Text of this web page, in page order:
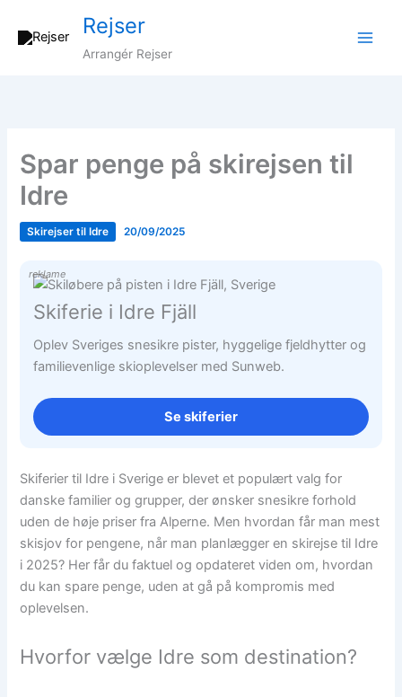
Rejser
Arrangér Rejser
Spar penge på skirejsen til
Idre
Skirejser til Idre 20/09/2025
reklame
Skiferie i Idre Fjäll
Oplev Sveriges snesikre pister, hyggelige fjeldhytter og
familievenlige skioplevelser med Sunweb.
Se skiferier
Skiferier til Idre i Sverige er blevet et populært valg for
danske familier og grupper, der ønsker snesikre forhold
uden de høje priser fra Alperne. Men hvordan får man mest
skisjov for pengene, når man planlægger en skirejse til Idre
i 2025? Her får du faktuel og opdateret viden om, hvordan
du kan spare penge, uden at gå på kompromis med
oplevelsen.
Hvorfor vælge Idre som destination?